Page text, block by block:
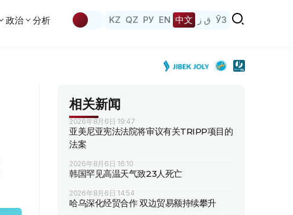
政治 分析 KZ QZ РУ EN 中文 ق ز ЎЗ
相关新闻
2026年8月6日 19:47
亚美尼亚宪法法院将审议有关TRIPP项目的
法案
2026年8月6日 16:10
韩国罕见高温天气致23人死亡
2026年8月6日 14:54
哈乌深化经贸合作 双边贸易额持续攀升